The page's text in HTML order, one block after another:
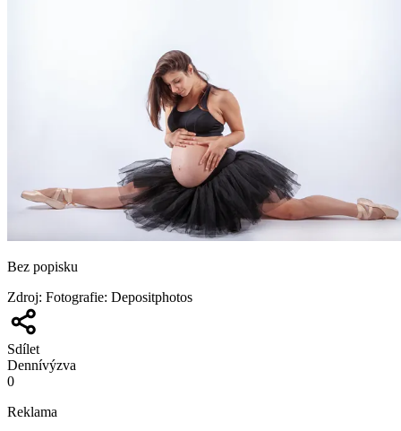
Bez popisku
Zdroj: Fotografie: Depositphotos
Sdílet
Dennívýzva
0
Reklama